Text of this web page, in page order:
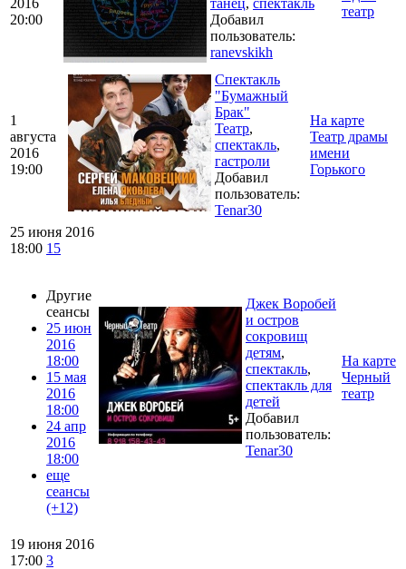
2016
20:00
танец, спектакль
Добавил
пользователь:
ranevskikh
театр
1
августа
2016
19:00
Спектакль
"Бумажный
Брак"
Театр,
спектакль,
гастроли
Добавил
пользователь:
Tenar30
На карте
Театр драмы
имени
Горького
25 июня 2016
18:00 15
Другие
сеансы
25 июн
2016
18:00
15 мая
2016
18:00
24 апр
2016
18:00
еще
сеансы
(+12)
Джек Воробей
и остров
сокровищ
детям,
спектакль,
спектакль для
детей
Добавил
пользователь:
Tenar30
На карте
Черный
театр
19 июня 2016
17:00 3